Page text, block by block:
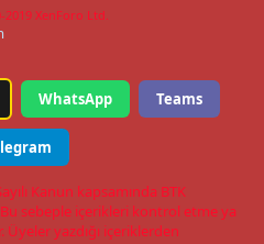
2019 XenForo Ltd.
WhatsApp Teams
Kanun kapsamında BTK
Bu sebeple içerikleri kontrol etme ya
yazdığı içeriklerden